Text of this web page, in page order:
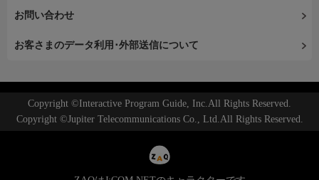
お問い合わせ
お客さまのデータ利用･外部送信について
Copyright ©Interactive Program Guide, Inc.All Rights Reserved.
Copyright ©Jupiter Telecommunications Co., Ltd.All Rights Reserved.